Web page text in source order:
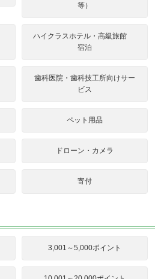
等）
ハイクラスホテル・高級旅館
宿泊
歯科医院・歯科技工所向けサー
ビス
ペット用品
ドローン・カメラ
寄付
3,001～5,000ポイント